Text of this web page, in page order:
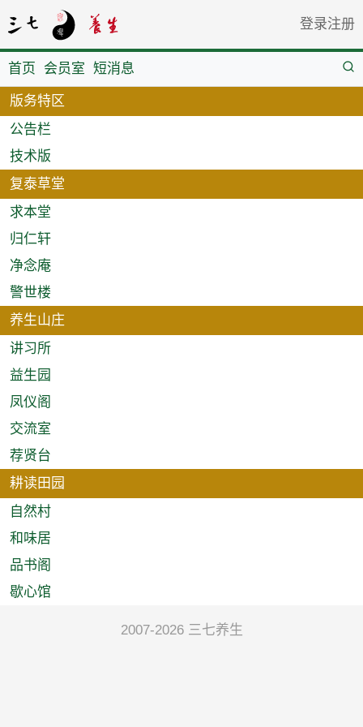
登录注册
首页 会员室 短消息
版务特区
公告栏
技术版
复泰草堂
求本堂
归仁轩
净念庵
警世楼
养生山庄
讲习所
益生园
凤仪阁
交流室
荐贤台
耕读田园
自然村
和味居
品书阁
歇心馆
2007-2026 三七养生